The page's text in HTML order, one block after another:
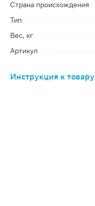
Страна происхождения
Тип
Вес, кг
Артикул
Инструкция к товару